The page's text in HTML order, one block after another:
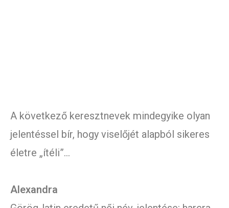
A következő keresztnevek mindegyike olyan
jelentéssel bír, hogy viselőjét alapból sikeres
életre „ítéli”…
Alexandra